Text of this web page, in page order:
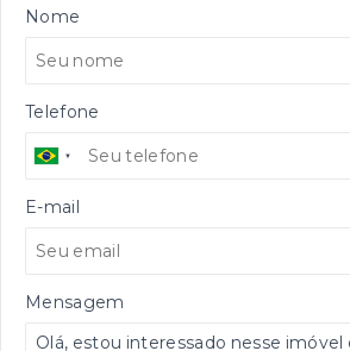
Nome
Telefone
E-mail
Mensagem